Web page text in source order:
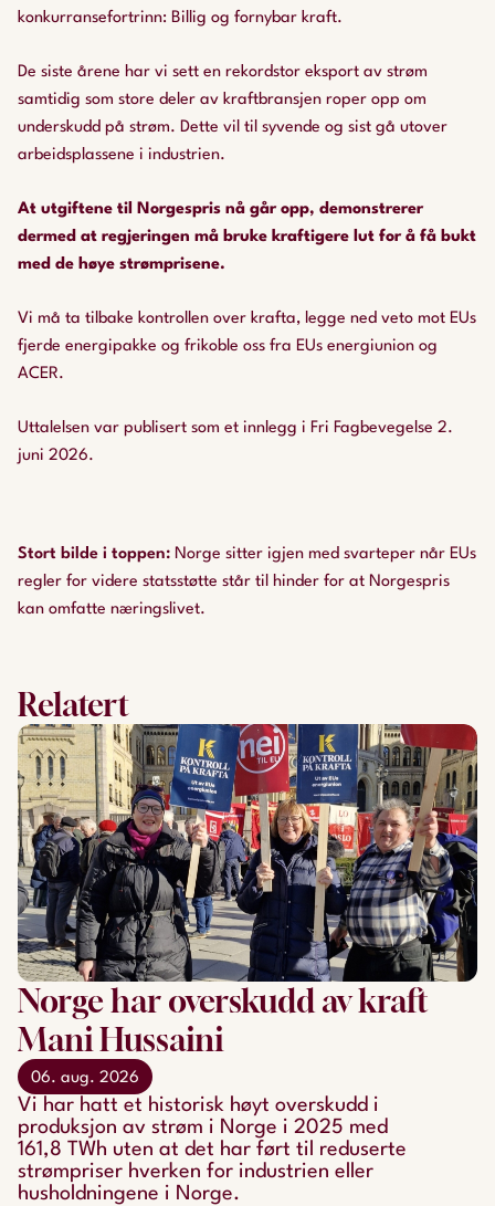
konkurransefortrinn: Billig og fornybar kraft.
De siste årene har vi sett en rekordstor eksport av strøm
samtidig som store deler av kraftbransjen roper opp om
underskudd på strøm. Dette vil til syvende og sist gå utover
arbeidsplassene i industrien.
At utgiftene til Norgespris nå går opp, demonstrerer
dermed at regjeringen må bruke kraftigere lut for å få bukt
med de høye strømprisene.
Vi må ta tilbake kontrollen over krafta, legge ned veto mot EUs
fjerde energipakke og frikoble oss fra EUs energiunion og
ACER.
Uttalelsen var publisert som et innlegg i Fri Fagbevegelse 2.
juni 2026.
Stort bilde i toppen: Norge sitter igjen med svarteper når EUs
regler for videre statsstøtte står til hinder for at Norgespris
kan omfatte næringslivet.
Relatert
Norge har overskudd av kraft
Mani Hussaini
06. aug. 2026
Vi har hatt et historisk høyt overskudd i
produksjon av strøm i Norge i 2025 med
161,8 TWh uten at det har ført til reduserte
strømpriser hverken for industrien eller
husholdningene i Norge.